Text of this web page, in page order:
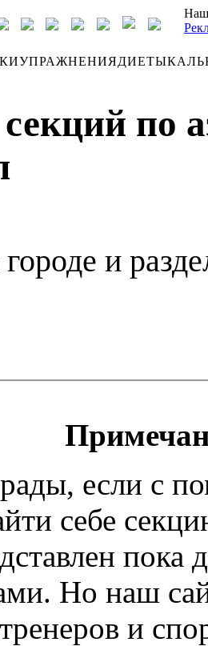
УПРАЖНЕНИЯДИЕТЫ
по
и
если с
себе
пока
Но наш
и